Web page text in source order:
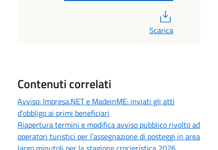
Scarica
Contenuti correlati
Avviso: Impresa.NET e MadeinME: inviati gli atti
d’obbligo ai primi beneficiari
Riapertura termini e modifica avviso pubblico rivolto ad
operatori turistici per l’assegnazione di posteggi in area